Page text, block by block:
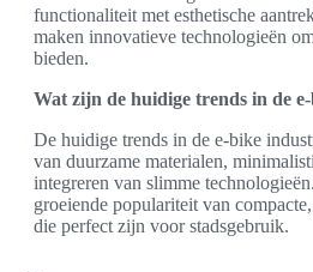
functionaliteit met esthetische
maken innovatieve technologieën
bieden.
Wat zijn de huidige trends in de
De huidige trends in de e-bike
van duurzame materialen,
integreren van slimme
groeiende populariteit van
die perfect zijn voor stadsgebruik.